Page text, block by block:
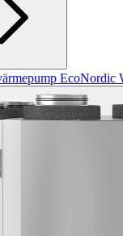
EcoNordic